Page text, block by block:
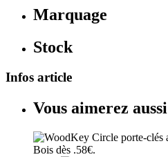
Marquage
Stock
Infos article
Vous aimerez aussi